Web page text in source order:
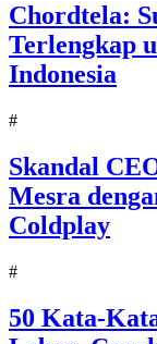
Chordtela:
Terlengkap
Indonesia
#
Skandal
Mesra
Coldplay
#
50 Kata-